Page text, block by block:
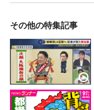
その他の特集記事